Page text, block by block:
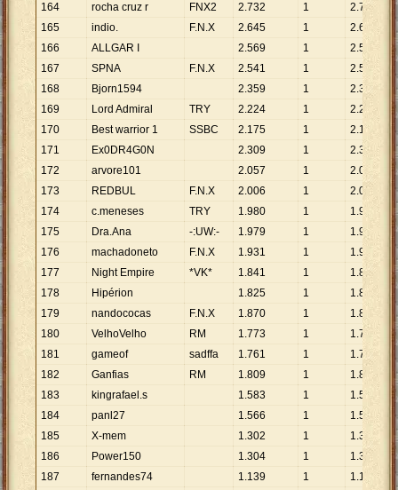
164
rocha cruz r FNX2 2.732 1 2.732
165
indio. F.N.X 2.645 1 2.645
166
ALLGAR I 2.569 1 2.569
167
SPNA F.N.X 2.541 1 2.541
168
Bjorn1594 2.359 1 2.359
169
Lord Admiral TRY 2.224 1 2.224
170
Best warrior 1 SSBC 2.175 1 2.175
171
Ex0DR4G0N 2.309 1 2.309
172
arvore101 2.057 1 2.057
173
REDBUL F.N.X 2.006 1 2.006
174
c.meneses TRY 1.980 1 1.980
175
Dra.Ana -:UW:- 1.979 1 1.979
176
machadoneto F.N.X 1.931 1 1.931
177
Night Empire *VK* 1.841 1 1.841
178
Hipérion 1.825 1 1.825
179
nandococas F.N.X 1.870 1 1.870
180
VelhoVelho RM 1.773 1 1.773
181
gameof sadffa 1.761 1 1.761
182
Ganfias RM 1.809 1 1.809
183
kingrafael.s 1.583 1 1.583
184
panl27 1.566 1 1.566
185
X-mem 1.302 1 1.302
186
Power150 1.304 1 1.304
187
fernandes74 1.139 1 1.139